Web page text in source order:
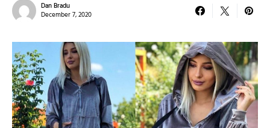
Dan Bradu
December 7, 2020